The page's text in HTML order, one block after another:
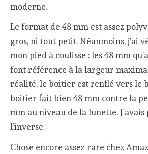
moderne.
Le format de 48 mm est assez
gros, ni tout petit. Néanmoins, j’ai
mon pied à coulisse : les 48 mm
font référence à la largeur
réalité, le boitier est renflé vers le
boitier fait bien 48 mm contre la
mm au niveau de la lunette.
l’inverse.
Chose encore assez rare chez